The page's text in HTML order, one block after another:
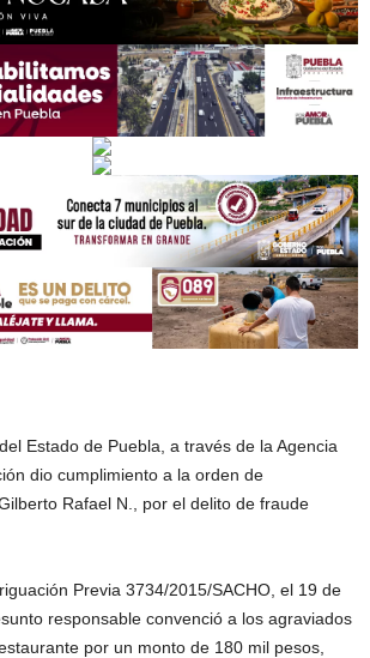
Estado de Puebla, a través de la Agencia
dio cumplimiento a la orden de
Rafael N., por el delito de fraude
Previa 3734/2015/SACHO, el 19 de
responsable convenció a los agraviados
por un monto de 180 mil pesos,